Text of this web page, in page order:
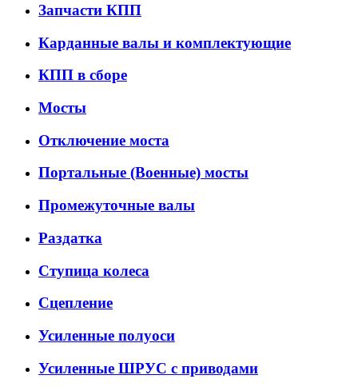
Запчасти КПП
Карданные валы и комплектующие
КПП в сборе
Мосты
Отключение моста
Портальные (Военные) мосты
Промежуточные валы
Раздатка
Ступица колеса
Сцепление
Усиленные полуоси
Усиленные ШРУС с приводами